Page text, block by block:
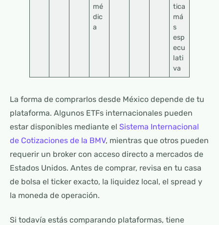
mé
dic
a
tica
má
s
esp
ecu
lati
va
La forma de comprarlos desde México depende de tu
plataforma. Algunos ETFs internacionales pueden
estar disponibles mediante el Sistema Internacional
de Cotizaciones de la BMV, mientras que otros pueden
requerir un broker con acceso directo a mercados de
Estados Unidos. Antes de comprar, revisa en tu casa
de bolsa el ticker exacto, la liquidez local, el spread y
la moneda de operación.
Si todavía estás comparando plataformas, tiene